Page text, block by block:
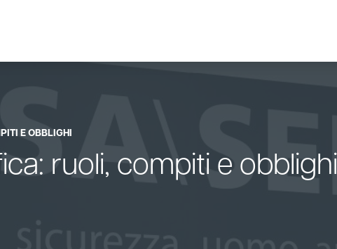
E OBBLIGHI
ruoli, compiti e obblighi